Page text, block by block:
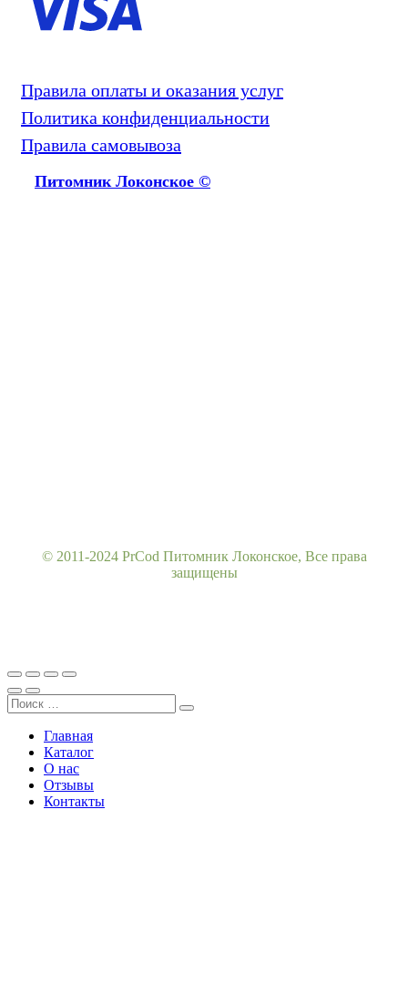
Правила оплаты и оказания услуг
Политика конфиденциальности
Правила самовывоза
Питомник Локонское ©
© 2011-2024 PrCod Питомник Локонское, Все права
защищены
Главная
Каталог
О нас
Отзывы
Контакты